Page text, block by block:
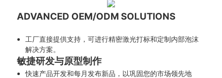
ADVANCED OEM/ODM SOLUTIONS
工厂直接提供支持，可进行精密激光打标和定制内部泡沫
解决方案。
敏捷研发与原型制作
快速产品开发和每月发布新品，以巩固您的市场领先地